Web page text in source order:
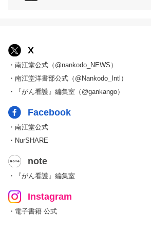
X
・南江堂公式（@nankodo_NEWS）
・南江堂洋書部公式（@Nankodo_Intl）
・『がん看護』編集室（@gankango）
Facebook
・南江堂公式
・NurSHARE
note
・『がん看護』編集室
Instagram
・電子書籍 公式